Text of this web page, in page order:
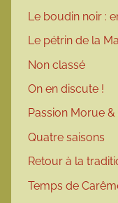
Le boudin noir :
Le pétrin de la
Non classé
On en discute !
Passion Morue
Quatre saisons
Retour à la
Temps de